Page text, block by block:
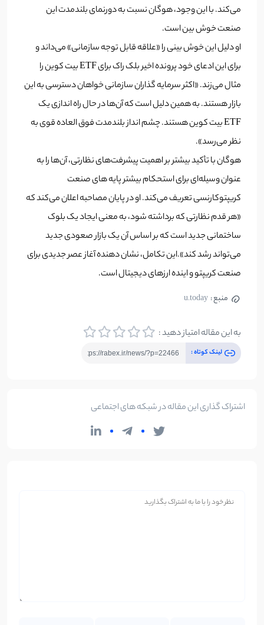
می‌کند.با این وجود، هوگان نسبت به دورنمای بلندمدت این
صنعت خوش بین است.
او دلیل این خوش بینی را «علاقه قابل توجه سازمانی» می‌داند و
برای این ادعای خود پرونده اخیر بلک راک برای ETF بیت کوین را
مثال می‌زند.«اکثر سرمایه گذاران سازمانی خواهان دسترسی به این
بازار هستند. به همین دلیل است که آن‌ها در حال راه اندازی یک
ETF بیت کوین هستند. چشم انداز بلندمدت فوق العاده قوی به
نظر می‌رسد».
هوگان با تأکید بیشتر بر اهمیت پیشرفت‌های نظارتی، آن‌ها را به
عنوان وسیله‌ای برای استحکام بیشتر پایه های صنعت
کریپتوکارنسی تعریف می‌کند.او در پایان مصاحبه اعلان می‌کند که
«هر قدم نظارتی که برداشته شود، به معنی ایجاد یک بلوک
ساختمانی جدید است که بر اساس آن یک بازار صعودی جدید
می‌تواند رشد کند».این تکامل، نشان دهنده آغاز عصر جدیدی برای
صنعت کریپتو و اینده ارزهای دیجیتال است.
منبع : u.today
به این مقاله امتیاز دهید :
لینک کوتاه :
اشتراک گذاری این مقاله در شبکه های اجتماعی